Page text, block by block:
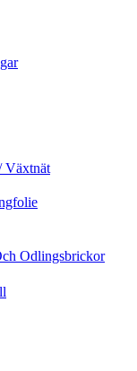
Växtnät
Odlingsbrickor